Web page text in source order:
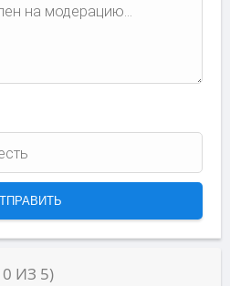
0 ИЗ 5)